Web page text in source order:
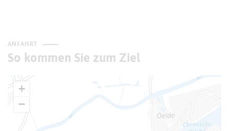
ANFAHRT
So kommen Sie zum Ziel
+
−